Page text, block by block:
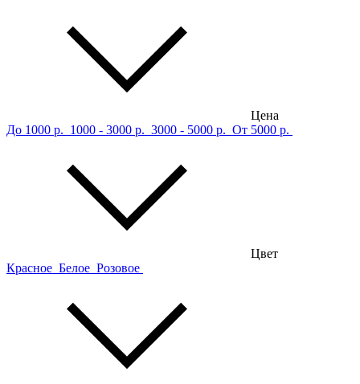
Цена
До 1000 р. 1000 - 3000 р. 3000 - 5000 р. От 5000 р.
Цвет
Красное Белое Розовое